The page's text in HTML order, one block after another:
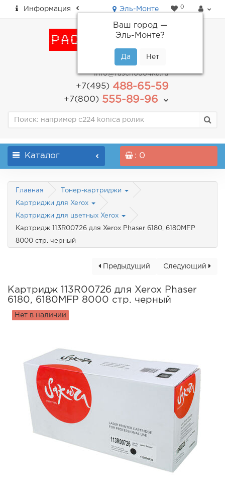
Информация Эль-Монте
Ваш город —
Эль-Монте?
0
пн-пт: с 9.00 до 18.00
info@raschodo4ka.ru
+7(495)488-65-59
+7(800)555-89-96
Каталог : 0
Главная Тонер-картриджи
Картриджи для Xerox
Картриджи для цветных Xerox
Картридж 113R00726 для Xerox Phaser 6180, 6180MFP
8000 стр. черный
Следующий
Предыдущий
Картридж 113R00726 для Xerox Phaser
6180, 6180MFP 8000 стр. черный
Нет в наличии